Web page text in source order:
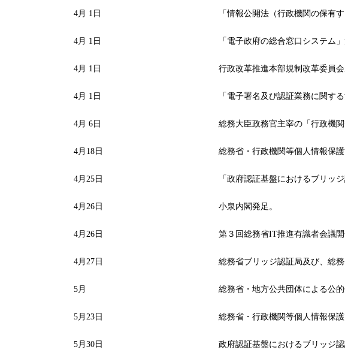
4月 1日 「情報公開法（行政機関の保有す
4月 1日 「電子政府の総合窓口システム」
4月 1日 行政改革推進本部規制改革委員会
4月 1日 「電子署名及び認証業務に関する
4月 6日 総務大臣政務官主宰の「行政機関
4月18日 総務省・行政機関等個人情報保護
4月25日 「政府認証基盤におけるブリッジ
4月26日 小泉内閣発足。
4月26日 第３回総務省IT推進有識者会議開
4月27日 総務省ブリッジ認証局及び、総務
5月 総務省・地方公共団体による公的
5月23日 総務省・行政機関等個人情報保護
5月30日 政府認証基盤におけるブリッジ認